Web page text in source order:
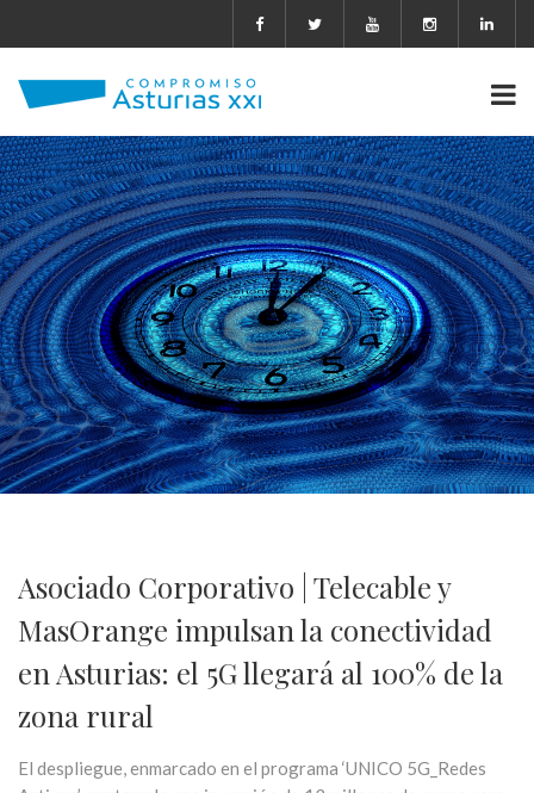
Asociado Corporativo | Telecable y
MasOrange impulsan la conectividad
en Asturias: el 5G llegará al 100% de la
zona rural
El despliegue, enmarcado en el programa ‘UNICO 5G_Redes